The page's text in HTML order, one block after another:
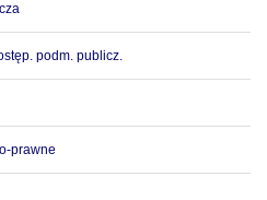
podm. publicz.
prawne